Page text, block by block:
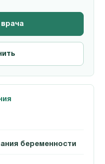
беременности